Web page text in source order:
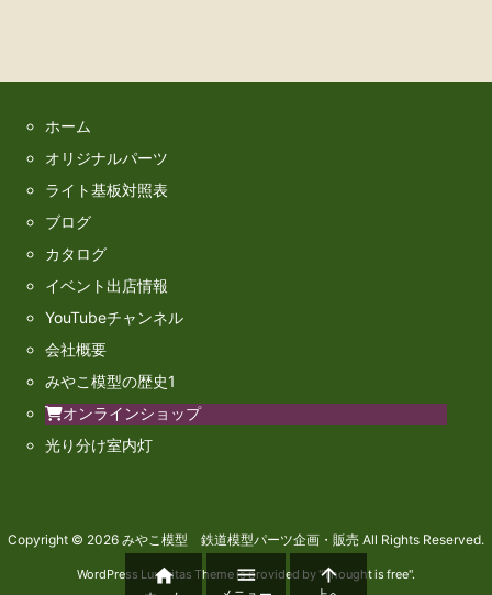
ホーム
オリジナルパーツ
ライト基板対照表
ブログ
カタログ
イベント出店情報
YouTubeチャンネル
会社概要
みやこ模型の歴史1
オンラインショップ
光り分け室内灯
Copyright © 2026 みやこ模型 鉄道模型パーツ企画・販売 All Rights Reserved.
WordPress Luxeritas Theme is provided by "Thought is free".
  